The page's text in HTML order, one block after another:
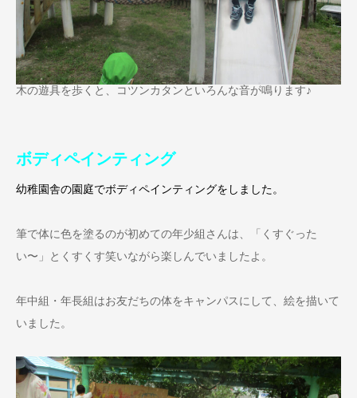
木の遊具を歩くと、コツンカタンといろんな音が鳴ります♪
ボディペインティング
幼稚園舎の園庭でボディペインティングをしました。
筆で体に色を塗るのが初めての年少組さんは、「くすぐった
い〜」とくすくす笑いながら楽しんでいましたよ。
年中組・年長組はお友だちの体をキャンパスにして、絵を描いて
いました。